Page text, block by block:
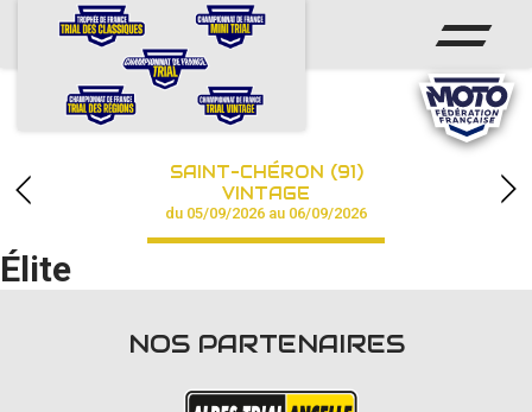
ACCUEIL
CALENDRIER
CHAMPIONNAT
RÉSULTATS
PHOTOS / VIDÉOS
PARTENAIRES
SAINT-CHÉRON (91)
VINTAGE
du 05/09/2026 au 06/09/2026
Élite
NOS PARTENAIRES